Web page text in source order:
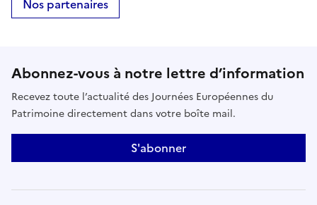
Nos partenaires
Abonnez-vous à notre lettre d’information
Recevez toute l’actualité des Journées Européennes du
Patrimoine directement dans votre boîte mail.
S'abonner